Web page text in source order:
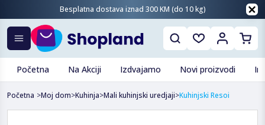
Besplatna dostava iznad 300 KM (do 10 kg)
Početna Na Akciji Izdvajamo Novi proizvodi
Početna >Moj dom>Kuhinja>Mali kuhinjski uredjaji>Kuhinjski Resoi